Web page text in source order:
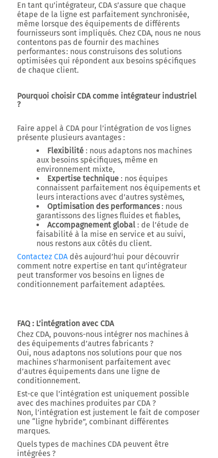
En tant qu’intégrateur, CDA s’assure que chaque
étape de la ligne est parfaitement synchronisée,
même lorsque des équipements de différents
fournisseurs sont impliqués. Chez CDA, nous ne nous
contentons pas de fournir des machines
performantes : nous construisons des solutions
optimisées qui répondent aux besoins spécifiques
de chaque client.
Pourquoi choisir CDA comme intégrateur industriel
?
Faire appel à CDA pour l’intégration de vos lignes
présente plusieurs avantages :
Flexibilité : nous adaptons nos machines
aux besoins spécifiques, même en
environnement mixte,
Expertise technique : nos équipes
connaissent parfaitement nos équipements et
leurs interactions avec d’autres systèmes,
Optimisation des performances: nous
garantissons des lignes fluides et fiables,
Accompagnement global : de l’étude de
faisabilité à la mise en service et au suivi,
nous restons aux côtés du client.
Contactez CDA dès aujourd’hui pour découvrir
comment notre expertise en tant qu’intégrateur
peut transformer vos besoins en lignes de
conditionnement parfaitement adaptées.
FAQ : L’intégration avec CDA
Chez CDA, pouvons-nous intégrer nos machines à
des équipements d’autres fabricants ?
Oui, nous adaptons nos solutions pour que nos
machines s’harmonisent parfaitement avec
d’autres équipements dans une ligne de
conditionnement.
Est-ce que l’intégration est uniquement possible
avec des machines produites par CDA ?
Non, l’intégration est justement le fait de composer
une “ligne hybride”, combinant différentes
marques.
Quels types de machines CDA peuvent être
intégrées ?